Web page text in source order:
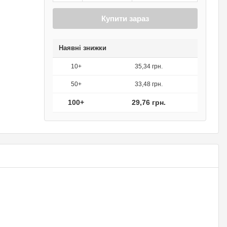
Купити зараз
Наявні знижки
10+ 35,34 грн.
50+ 33,48 грн.
100+ 29,76 грн.